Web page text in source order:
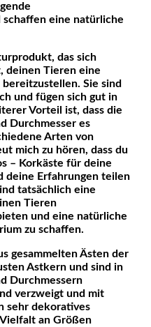
eine natürliche
das sich
deinen Tieren eine
Sie sind
und fügen sich gut in
Vorteil ist, dass die
Durchmesser es
Arten von
mich zu hören, dass du
– Korkäste für deine
deine Erfahrungen teilen
tatsächlich eine
Tieren
und eine natürliche
zu schaffen.
gesammelten Ästen der
Astkern und sind in
Durchmessern
verzweigt und mit
sehr dekoratives
an Größen